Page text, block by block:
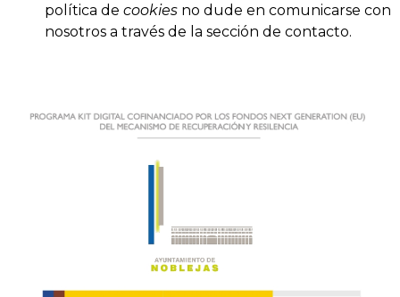
política de cookies no dude en comunicarse con
nosotros a través de la sección de contacto.